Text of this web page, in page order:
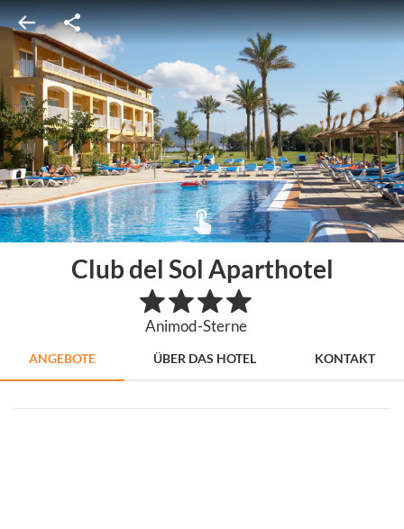
Club del Sol Aparthotel
Animod-Sterne
ANGEBOTE ÜBER DAS HOTEL KONTAKT